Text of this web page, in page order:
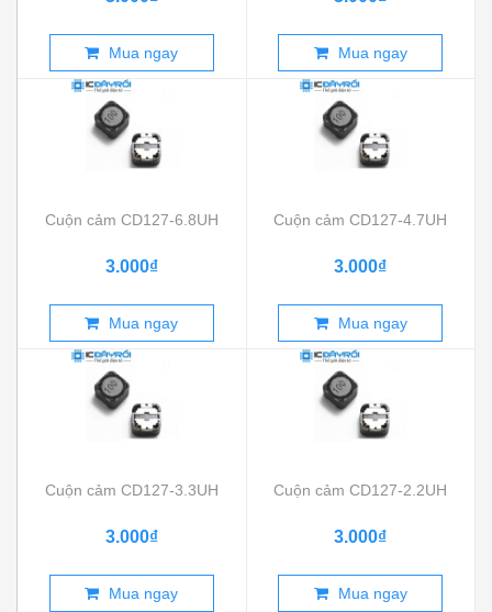
Mua ngay Mua ngay
Cuộn cảm CD127-6.8UH
3.000₫
Mua ngay
Cuộn cảm CD127-4.7UH
3.000₫
Mua ngay
Cuộn cảm CD127-3.3UH
3.000₫
Mua ngay
Cuộn cảm CD127-2.2UH
3.000₫
Mua ngay